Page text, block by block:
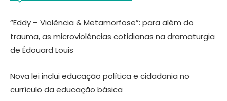
“Eddy – Violência & Metamorfose”: para além do
trauma, as microviolências cotidianas na dramaturgia
de Édouard Louis
Nova lei inclui educação política e cidadania no
currículo da educação básica